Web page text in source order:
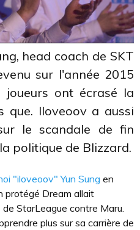
head coach de SKT
sur l'année 2015
ont écrasé la
que. Iloveoov a aussi
le scandale de fin
politique de Blizzard.
"iloveoov" Yun Sung en
protégé Dream allait
StarLeague contre Maru.
plus sur sa carrière de